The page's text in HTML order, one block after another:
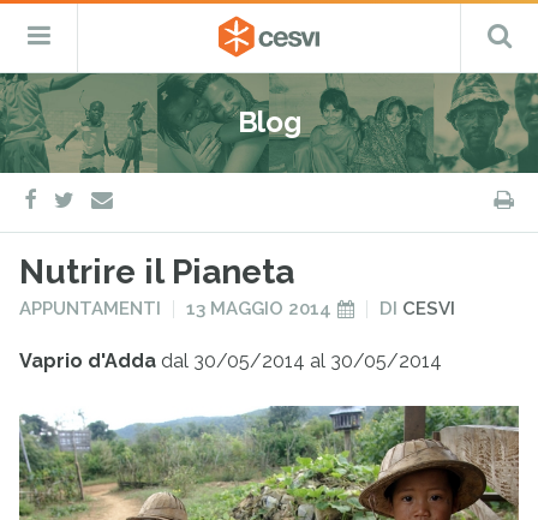
Salta
al
contenuto
CESVI
Fondazione
–
ETS
Cooperazione,
Emergenza
e
Sviluppo
Menu
Blog
facebook
twitter
e-
mail
Nutrire il Pianeta
PUBBLICATO
APPUNTAMENTI
PUBBLICATO
IL
13 MAGGIO 2014 DI CESVI
Vaprio d'Adda dal 30/05/2014 al 30/05/2014